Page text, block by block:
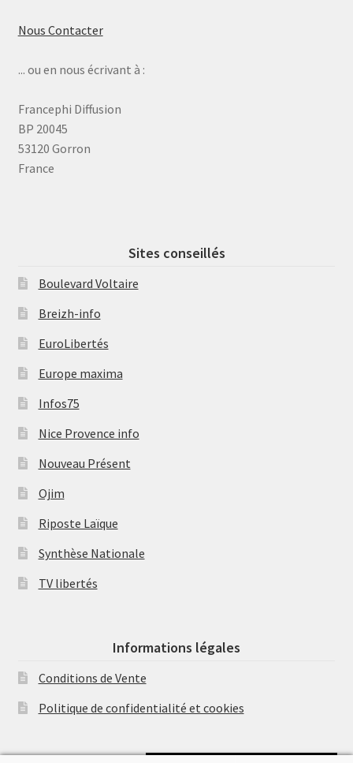
Nous Contacter
... ou en nous écrivant à :
Francephi Diffusion
BP 20045
53120 Gorron
France
Sites conseillés
Boulevard Voltaire
Breizh-info
EuroLibertés
Europe maxima
Infos75
Nice Provence info
Nouveau Présent
Ojim
Riposte Laïque
Synthèse Nationale
TV libertés
Informations légales
Conditions de Vente
Politique de confidentialité et cookies